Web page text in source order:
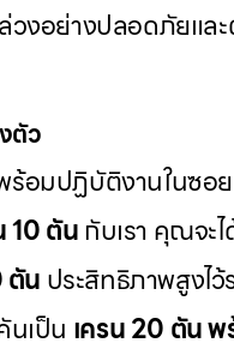
วงอย่างปลอดภัยแล
ตัว
ร้อมปฏิบัติงานในซอ
10 ตันกับเรา คุณจะ
ตันประสิทธิภาพสูงไว้
นเป็น เครน 20 ตัน